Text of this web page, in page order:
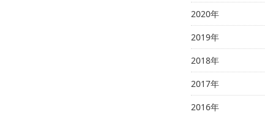
2020年
2019年
2018年
2017年
2016年